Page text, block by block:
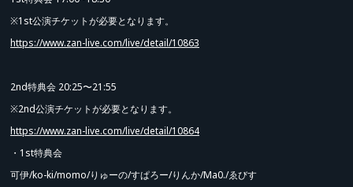
※1st公演チケットが必要となります。
https://www.zan-live.com/live/detail/10863
2nd特典会 20:25〜21:55
※2nd公演チケットが必要となります。
https://www.zan-live.com/live/detail/10864
・1st特典会
可伊/ko-ki/momo/りゅーの/すぱろー/りんか/Ma0./ゑびす